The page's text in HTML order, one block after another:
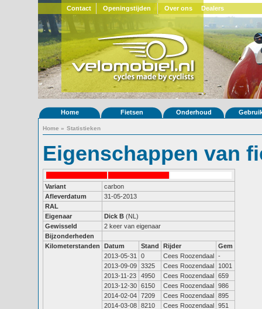
Contact Openingstijden Over ons Dealers
Home Fietsen Onderhoud
Home » Statistieken
Eigenschappen van
Variant
carbon
Afleverdatum
31-05-2013
RAL
Eigenaar
Dick B (NL)
Gewisseld
2 keer van eigenaar
Bijzonderheden
Kilometerstanden
Datum Stand Rijder
Gem
2013-05-31
0 Cees Roozendaal -
2013-09-09 3325 Cees Roozendaal
1001
2013-11-23
4950 Cees Roozendaal 659
2013-12-30 6150 Cees Roozendaal 986
2014-02-04 7209 Cees Roozendaal 895
2014-03-08 8210 Cees Roozendaal 951